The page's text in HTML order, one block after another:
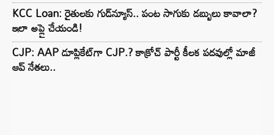
KCC Loan: రైతులకు గుడ్‌న్యూస్.. పంట సాగుకు డబ్బులు కావాలా?
ఇలా అప్లై చేయండి!
CJP: AAP డూప్లికేట్‌గా CJP.? కాక్రోచ్ పార్టీ కీలక పదవుల్లో మాజీ
ఆప్ నేతలు..